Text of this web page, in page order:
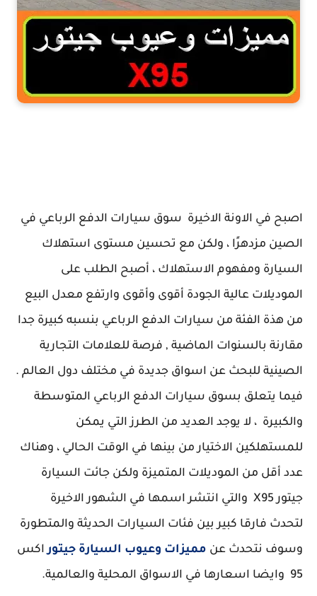
اصبح في الاونة الاخيرة سوق سيارات الدفع الرباعي في
الصين مزدهرًا ، ولكن مع تحسين مستوى استهلاك
السيارة ومفهوم الاستهلاك ، أصبح الطلب على
الموديلات عالية الجودة أقوى وأقوى وارتفع معدل البيع
من هذة الفئة من سيارات الدفع الرباعي بنسبه كبيرة جدا
مقارنة بالسنوات الماضية , فرصة للعلامات التجارية
الصينية للبحث عن اسواق جديدة في مختلف دول العالم .
فيما يتعلق بسوق سيارات الدفع الرباعي المتوسطة
والكبيرة ، لا يوجد العديد من الطرز التي يمكن
للمستهلكين الاختيار من بينها في الوقت الحالي ، وهناك
عدد أقل من الموديلات المتميزة ولكن جائت السيارة
جيتور X95 والتي انتشر اسمها في الشهور الاخيرة
لتحدث فارقا كبير بين فئات السيارات الحديثة والمتطورة
وسوف نتحدث عن مميزات وعيوب السيارة جيتوراكس
95 وايضا اسعارها في الاسواق المحلية والعالمية.